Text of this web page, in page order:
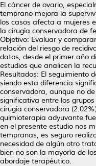
El cáncer de ovario,
temprano mejora la
los casos afecta a mujeres
la cirugía conservadora de
Objetivo: Evaluar y
relación del riesgo de
datos, desde el primer año
estudios que analicen la
Resultados: El seguimiento
siendo esta diferencia
conservadora, aunque no
significativa entre los
cirugía conservadora
quimioterapia adyuvante
en el presente estudio nos
tempranas, es seguro
necesidad de algún otro
bien no son la mayoría de
abordaje terapéutico.